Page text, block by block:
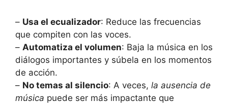
– Usa el ecualizador: Reduce las frecuencias
que compiten con las voces.
– Automatiza el volumen: Baja la música en los
diálogos importantes y súbela en los momentos
de acción.
– No temas al silencio: A veces, la ausencia de
música puede ser más impactante que